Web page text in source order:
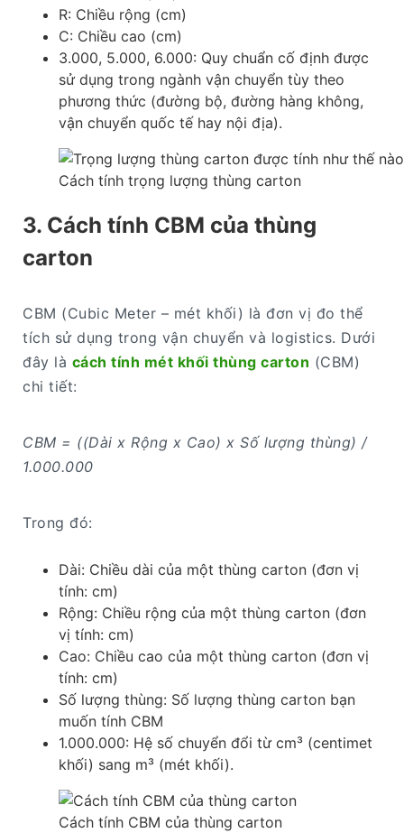
R: Chiều rộng (cm)
C: Chiều cao (cm)
3.000, 5.000, 6.000: Quy chuẩn cố định được
sử dụng trong ngành vận chuyển tùy theo
phương thức (đường bộ, đường hàng không,
vận chuyển quốc tế hay nội địa).
Cách tính trọng lượng thùng carton
3. Cách tính CBM của thùng
carton
CBM (Cubic Meter – mét khối) là đơn vị đo thể
tích sử dụng trong vận chuyển và logistics. Dưới
đây là cách tính mét khối thùng carton (CBM)
chi tiết:
CBM = ((Dài x Rộng x Cao) x Số lượng thùng) /
1.000.000
Trong đó:
Dài: Chiều dài của một thùng carton (đơn vị
tính: cm)
Rộng: Chiều rộng của một thùng carton (đơn
vị tính: cm)
Cao: Chiều cao của một thùng carton (đơn vị
tính: cm)
Số lượng thùng: Số lượng thùng carton bạn
muốn tính CBM
1.000.000: Hệ số chuyển đổi từ cm³ (centimet
khối) sang m³ (mét khối).
Cách tính CBM của thùng carton